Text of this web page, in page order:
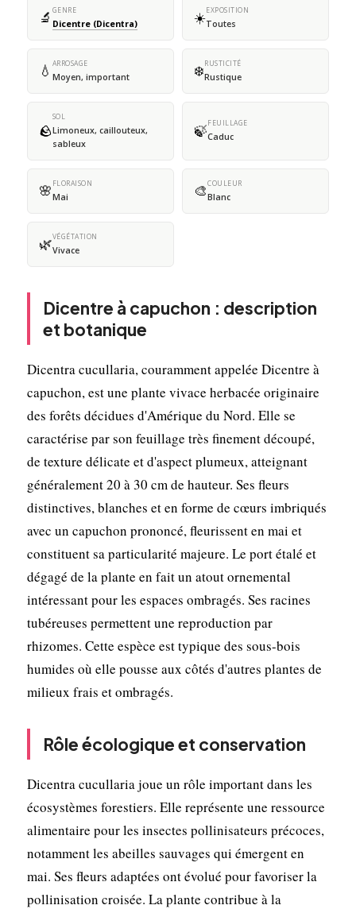
🔬 GENRE
Dicentre (Dicentra) ☀️EXPOSITION
Toutes
💧 ARROSAGE
Moyen, important ❄️RUSTICITÉ
Rustique
🪨
SOL
Limoneux, caillouteux,
sableux
🍃FEUILLAGE
Caduc
🌸 FLORAISON
Mai 🎨COULEUR
Blanc
🌿VÉGÉTATION
Vivace
Dicentre à capuchon : description
et botanique
Dicentra cucullaria, couramment appelée Dicentre à
capuchon, est une plante vivace herbacée originaire
des forêts décidues d'Amérique du Nord. Elle se
caractérise par son feuillage très finement découpé,
de texture délicate et d'aspect plumeux, atteignant
généralement 20 à 30 cm de hauteur. Ses fleurs
distinctives, blanches et en forme de cœurs imbriqués
avec un capuchon prononcé, fleurissent en mai et
constituent sa particularité majeure. Le port étalé et
dégagé de la plante en fait un atout ornemental
intéressant pour les espaces ombragés. Ses racines
tubéreuses permettent une reproduction par
rhizomes. Cette espèce est typique des sous-bois
humides où elle pousse aux côtés d'autres plantes de
milieux frais et ombragés.
Rôle écologique et conservation
Dicentra cucullaria joue un rôle important dans les
écosystèmes forestiers. Elle représente une ressource
alimentaire pour les insectes pollinisateurs précoces,
notamment les abeilles sauvages qui émergent en
mai. Ses fleurs adaptées ont évolué pour favoriser la
pollinisation croisée. La plante contribue à la